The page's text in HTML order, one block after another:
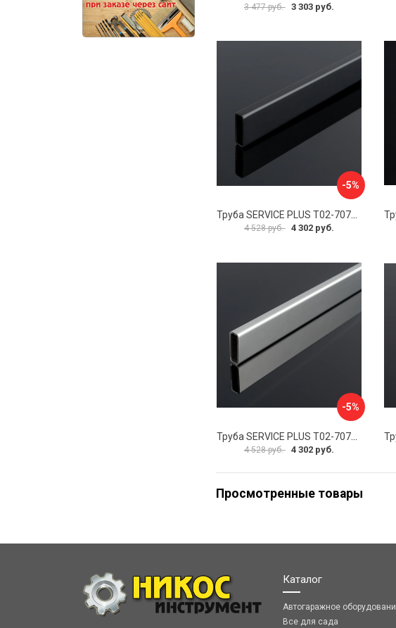
3 477 руб. 3 303 руб.
-5%
Труба SERVICE PLUS Т02-707BLK-GRIT10K/sus304
4 528 руб. 4 302 руб.
-5%
4 528 руб. 4 302 руб.
Просмотренные товары
Каталог
Автогаражное
Все для сада